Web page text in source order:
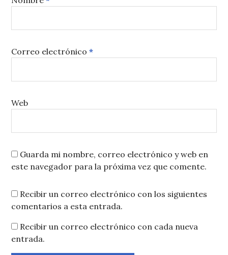
Correo electrónico*
Web
Guarda mi nombre, correo electrónico y web en
este navegador para la próxima vez que comente.
Recibir un correo electrónico con los siguientes
comentarios a esta entrada.
Recibir un correo electrónico con cada nueva
entrada.